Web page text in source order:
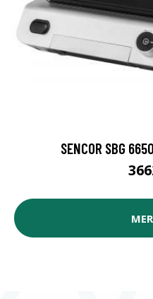
SENCOR SBG